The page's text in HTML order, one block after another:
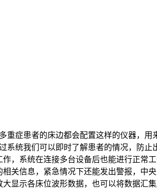
症患者的床边都会配置这样的仪器，用
系统我们可以即时了解患者的情况，防止
，系统在连接多台设备后也能进行正常
关信息，紧急情况下还能发出警报，中
显示各床位波形数据，也可以将数据汇